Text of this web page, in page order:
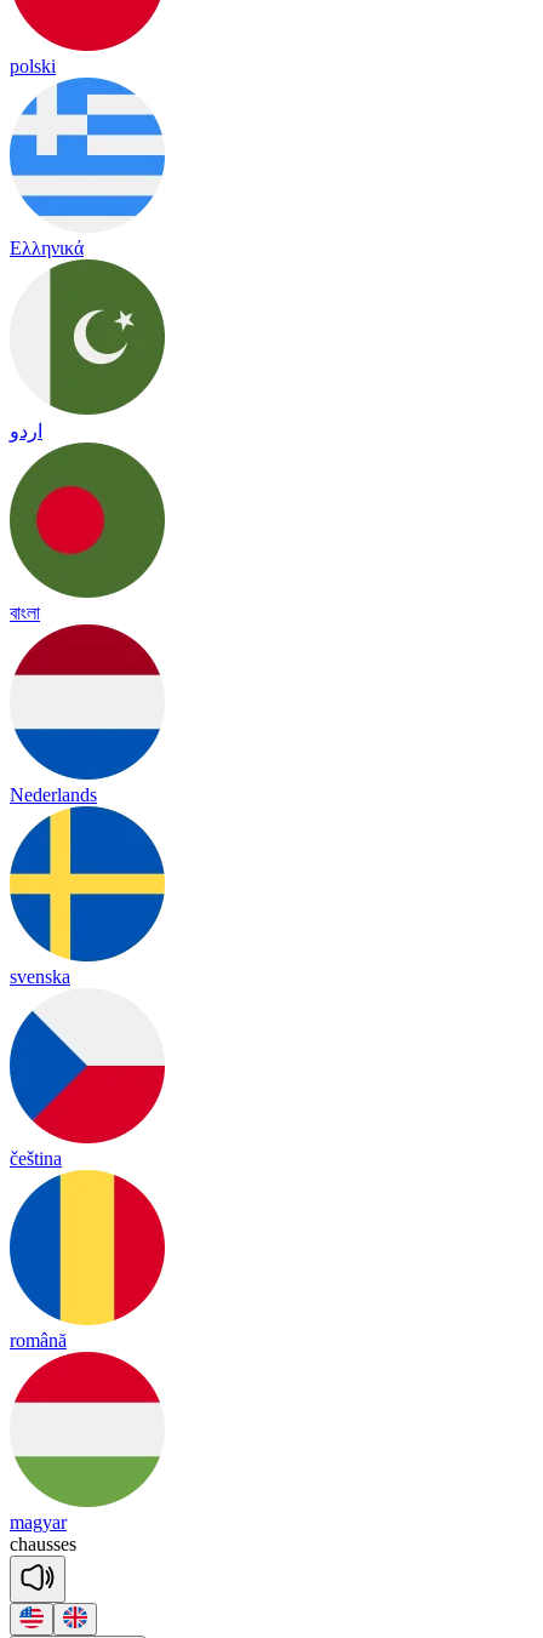
polski
Ελληνικά
اردو
বাংলা
Nederlands
svenska
čeština
română
magyar
chausses